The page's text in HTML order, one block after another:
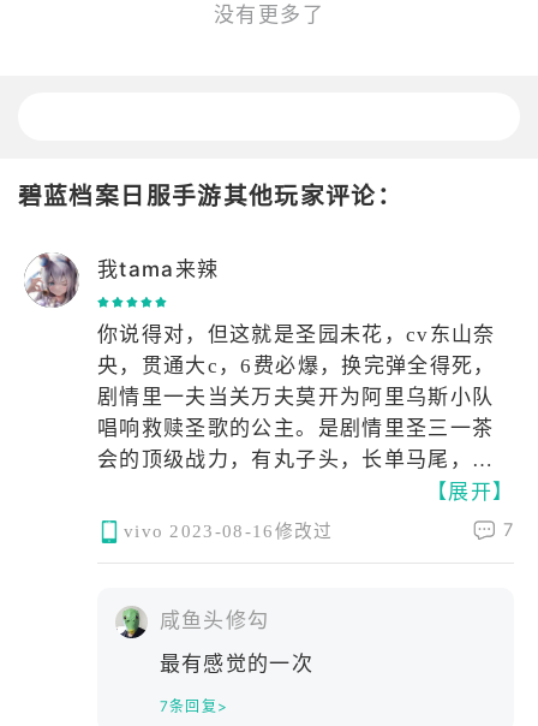
没有更多了
碧蓝档案日服手游其他玩家评论：
我tama来辣
你说得对，但这就是圣园未花，cv东山奈
央，贯通大c，6费必爆，换完弹全得死，
剧情里一夫当关万夫莫开为阿里乌斯小队
唱响救赎圣歌的公主。是剧情里圣三一茶
会的顶级战力，有丸子头，长单马尾，体
操服，学生泳装，茶会正常制服和无袖制
服以及战损。战斗时有被渚塞瑞士卷的彩
师强行坐怀不乱柳下惠，c102单人同人志
【展开】
vivo 2023-08-16修改过 7
咸鱼头修勾
最有感觉的一次
7条回复>